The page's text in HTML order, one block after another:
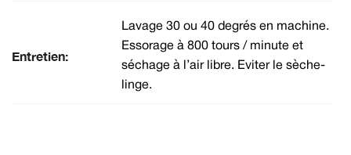
Entretien:
Lavage 30 ou 40 degrés en machine.
Essorage à 800 tours / minute et
séchage à l’air libre. Eviter le sèche-
linge.